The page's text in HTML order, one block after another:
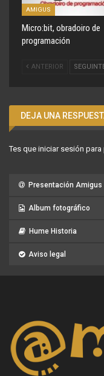
AMIGUS
Micro:bit, obradoiro de
programación
ANTERIOR
DEJA UNA
Tes que iniciar sesión para
Presentación Amigus
Album fotográfico
Hume Historia
Aviso legal